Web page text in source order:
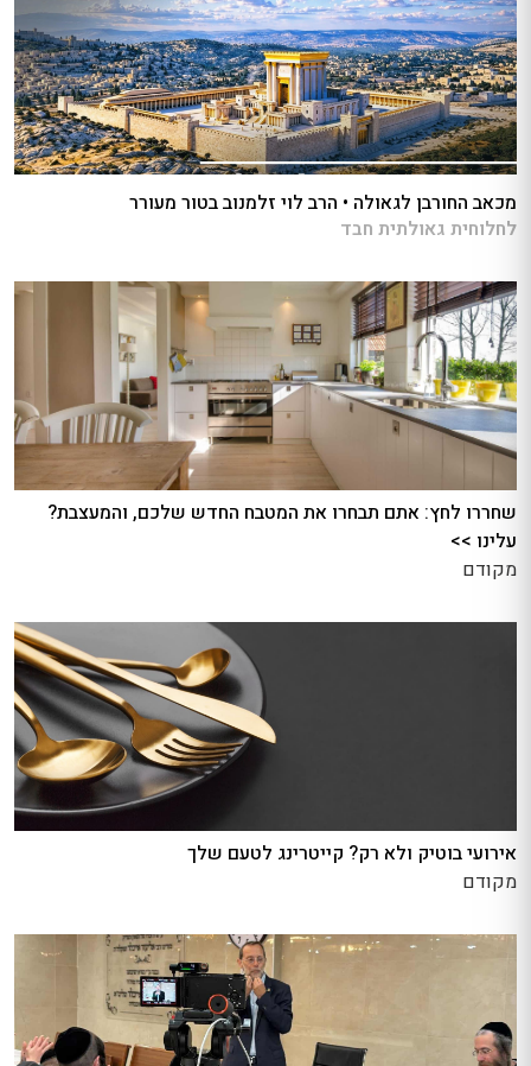
מכאב החורבן לגאולה • הרב לוי זלמנוב בטור מעורר
לחלוחית גאולתית חבד
שחררו לחץ: אתם תבחרו את המטבח החדש שלכם, והמעצבת?
עלינו >>
מקודם
אירועי בוטיק ולא רק? קייטרינג לטעם שלך
מקודם